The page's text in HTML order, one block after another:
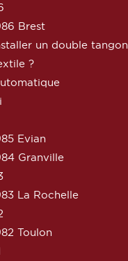
Brest
un double tangon
?
Evian
Granville
La Rochelle
Toulon